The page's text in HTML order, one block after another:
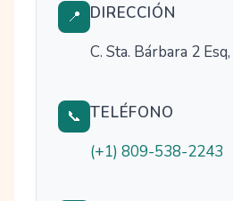
📍 DIRECCIÓN
C. Sta. Bárbara 2
📞 TELÉFONO
(+1) 809-538-2243